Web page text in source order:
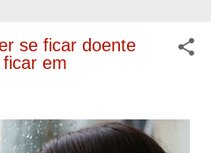
se ficar doente
em